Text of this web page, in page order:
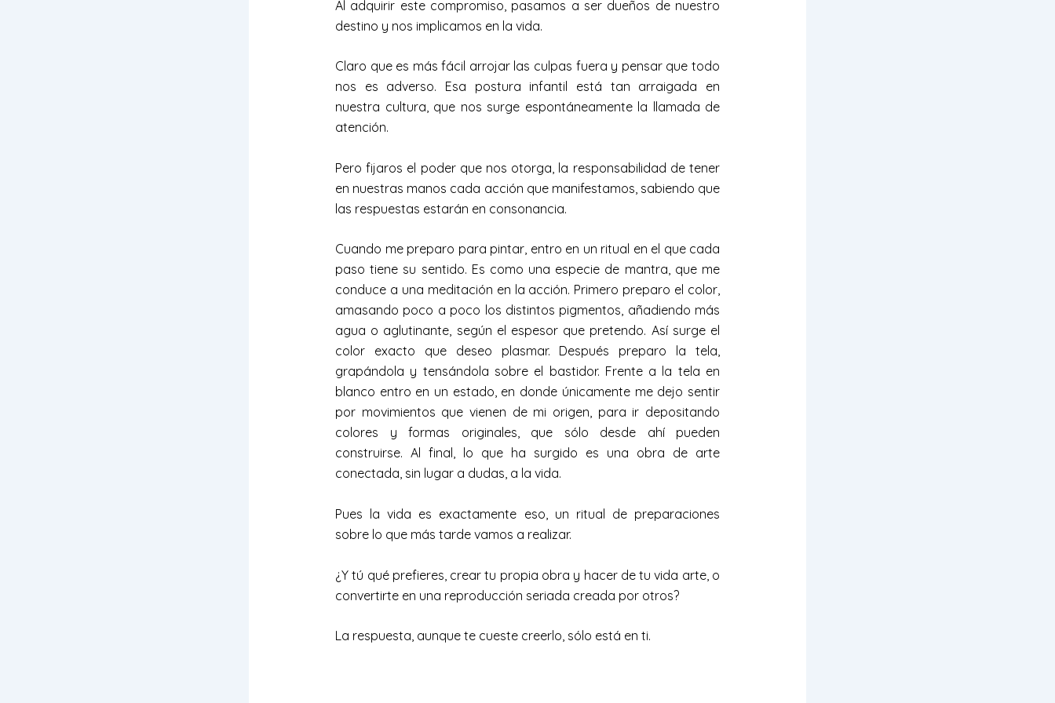
Al adquirir este compromiso, pasamos a ser dueños de nuestro
destino y nos implicamos en la vida.
Claro que es más fácil arrojar las culpas fuera y pensar que todo
nos es adverso. Esa postura infantil está tan arraigada en
nuestra cultura, que nos surge espontáneamente la llamada de
atención.
Pero fijaros el poder que nos otorga, la responsabilidad de tener
en nuestras manos cada acción que manifestamos, sabiendo que
las respuestas estarán en consonancia.
Cuando me preparo para pintar, entro en un ritual en el que cada
paso tiene su sentido. Es como una especie de mantra, que me
conduce a una meditación en la acción. Primero preparo el color,
amasando poco a poco los distintos pigmentos, añadiendo más
agua o aglutinante, según el espesor que pretendo. Así surge el
color exacto que deseo plasmar. Después preparo la tela,
grapándola y tensándola sobre el bastidor. Frente a la tela en
blanco entro en un estado, en donde únicamente me dejo sentir
por movimientos que vienen de mi origen, para ir depositando
colores y formas originales, que sólo desde ahí pueden
construirse. Al final, lo que ha surgido es una obra de arte
conectada, sin lugar a dudas, a la vida.
Pues la vida es exactamente eso, un ritual de preparaciones
sobre lo que más tarde vamos a realizar.
¿Y tú qué prefieres, crear tu propia obra y hacer de tu vida arte, o
convertirte en una reproducción seriada creada por otros?
La respuesta, aunque te cueste creerlo, sólo está en ti.